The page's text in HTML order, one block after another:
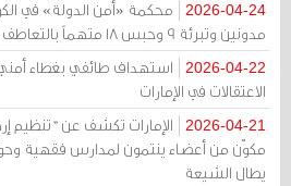
2026-04-24
مدونين وتبرئة 9 وحبس 18 متهماً بالتعاطف مع إيران
2026-04-22
استهداف طائفي بغطاء أمني
الاعتقالات في الإمارات
2026-04-21
الإمارات تكشف عن "تنظيم
مكوّن من أعضاء ينتمون لمدارس فقهية
يطال الشيعة